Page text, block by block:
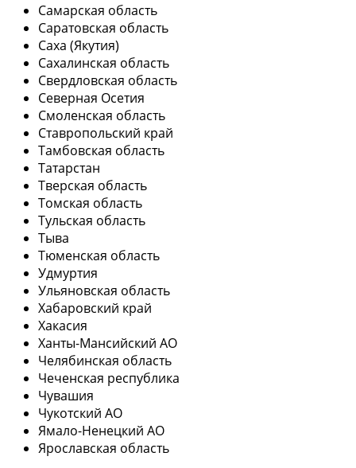
Самарская область
Саратовская область
Саха (Якутия)
Сахалинская область
Свердловская область
Северная Осетия
Смоленская область
Ставропольский край
Тамбовская область
Татарстан
Тверская область
Томская область
Тульская область
Тыва
Тюменская область
Удмуртия
Ульяновская область
Хабаровский край
Хакасия
Ханты-Мансийский АО
Челябинская область
Чеченская республика
Чувашия
Чукотский АО
Ямало-Ненецкий АО
Ярославская область